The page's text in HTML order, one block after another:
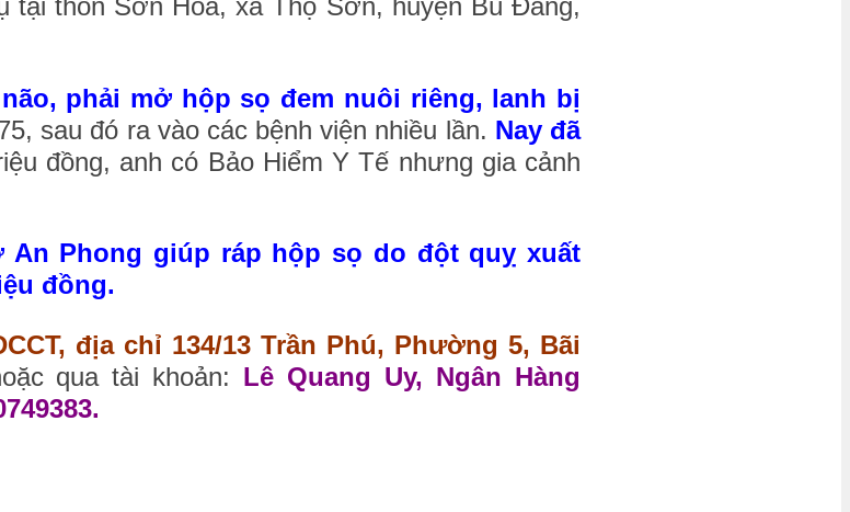
tại thôn Sơn Hòa, xã Thọ Sơn, huyện Bù Đăng,
phải mở hộp sọ đem nuôi riêng, lanh bị
sau đó ra vào các bệnh viện nhiều lần. Nay đã
đồng, anh có Bảo Hiểm Y Tế nhưng gia cảnh
An Phong giúp ráp hộp sọ do đột quỵ xuất
đồng.
địa chỉ 134/13 Trần Phú, Phường 5, Bãi
qua tài khoản: Lê Quang Uy, Ngân Hàng